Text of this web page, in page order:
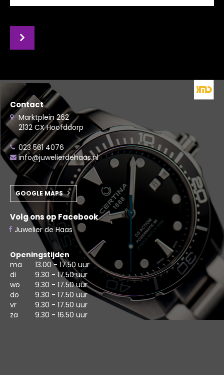
Contact
Marktplein 262
2132 CX Hoofddorp
023 561 4076
info@juwelierdehaas.nl
GOOGLE MAPS
Volg ons op Facebook
Juwelier de Haas
Openingstijden
ma
13.00 - 17.50 uur
di
9.30 - 17.50 uur
wo
9.30 - 17.50 uur
do
9.30 - 17.50 uur
vr
9.30 - 17.50 uur
za
9.30 - 16.50 uur